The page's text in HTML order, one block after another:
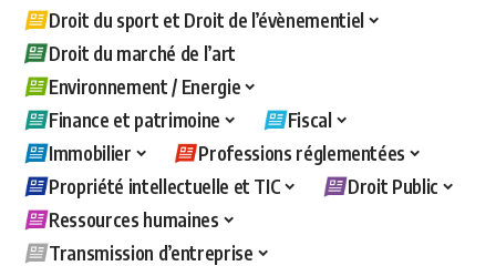
Droit du sport et Droit de l’évènementiel
Droit du marché de l’art
Environnement / Energie
Finance et patrimoine
Fiscal
Immobilier
Professions réglementées
Propriété intellectuelle et TIC
Droit Public
Ressources humaines
Transmission d’entreprise